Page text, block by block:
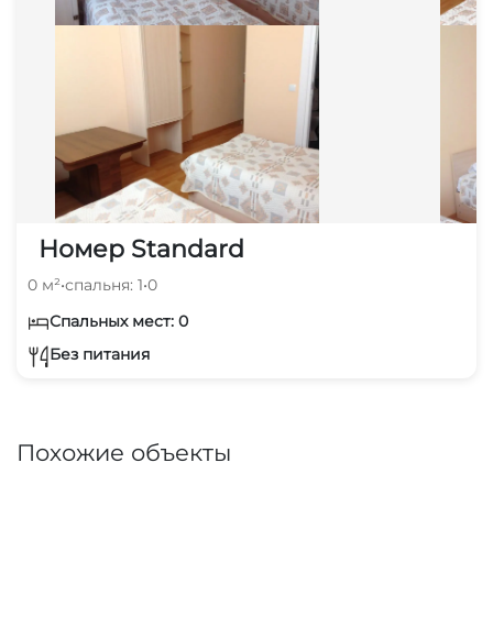
Номер Standard
0 м²•спальня: 1•0
Спальных мест: 0
Без питания
Похожие объекты